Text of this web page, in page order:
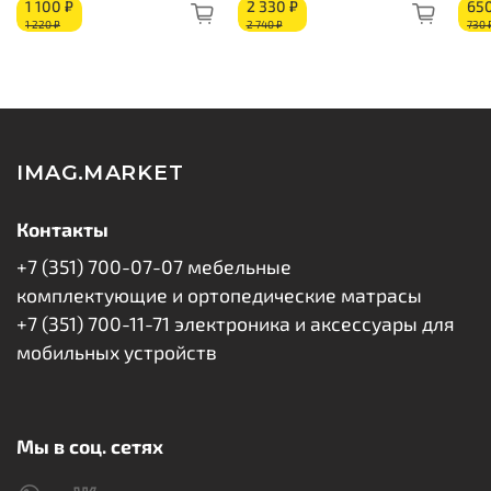
1 100 ₽
1 220 ₽
2 330 ₽
2 740 ₽ 730
IMAG.MARKET
Контакты
+7 (351) 700-07-07 мебельные
комплектующие и ортопедические матрасы
+7 (351) 700-11-71 электроника и аксессуары для
мобильных устройств
Мы в соц. сетях